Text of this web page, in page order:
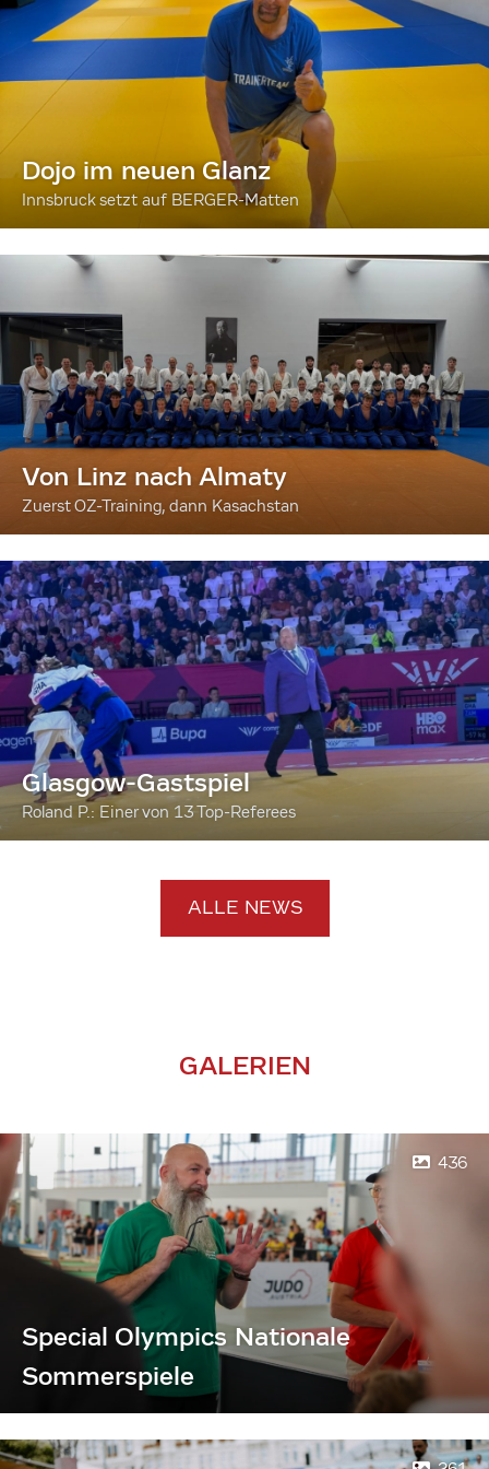
Dojo im neuen Glanz
Innsbruck setzt auf BERGER-Matten
Von Linz nach Almaty
Zuerst OZ-Training, dann Kasachstan
Glasgow-Gastspiel
Roland P.: Einer von 13 Top-Referees
ALLE NEWS
GALERIEN
436
Special Olympics Nationale
Sommerspiele